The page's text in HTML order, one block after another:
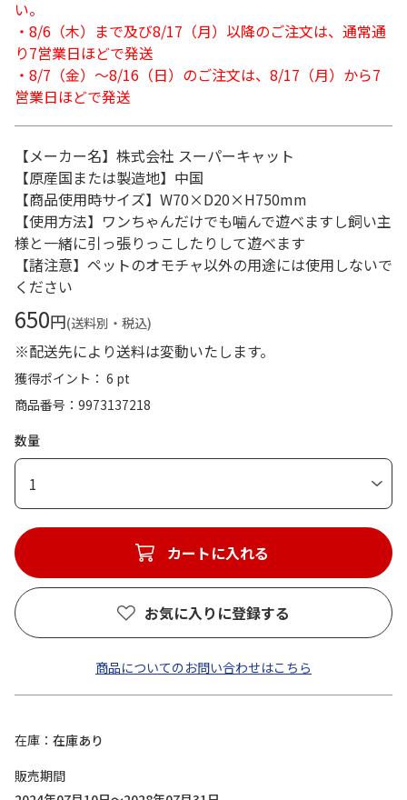
い。
・8/6（木）まで及び8/17（月）以降のご注文は、通常通
り7営業日ほどで発送
・8/7（金）～8/16（日）のご注文は、8/17（月）から7
営業日ほどで発送
【メーカー名】株式会社 スーパーキャット
【原産国または製造地】中国
【商品使用時サイズ】W70×D20×H750mm
【使用方法】ワンちゃんだけでも噛んで遊べますし飼い主
様と一緒に引っ張りっこしたりして遊べます
【諸注意】ペットのオモチャ以外の用途には使用しないで
ください
650円(送料別・税込)
※配送先により送料は変動いたします。
獲得ポイント： 6 pt
商品番号
9973137218
数量
1
カートに入れる
お気に入りに登録する
商品についてのお問い合わせはこちら
在庫
在庫あり
販売期間